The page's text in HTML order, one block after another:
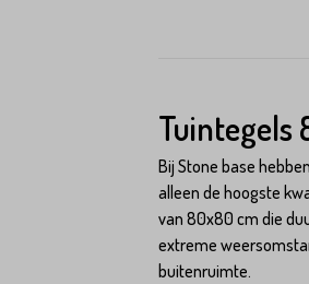
Tuintegels
Bij Stone base
alleen de hoogste
van 80x80 cm die
extreme
buitenruimte.